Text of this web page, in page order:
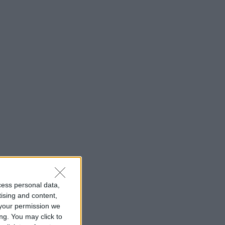
personal data,
and content,
permission we
You may click to